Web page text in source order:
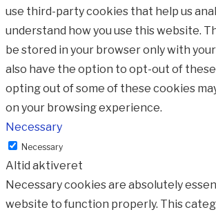
use third-party cookies that help us
understand how you use this website.
be stored in your browser only with
also have the option to opt-out of
opting out of some of these cookies
on your browsing experience.
Necessary
Necessary
Altid aktiveret
Necessary cookies are absolutely
website to function properly. This